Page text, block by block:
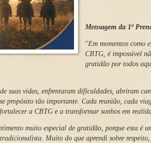
Mensagem da 1ª
"Em momentos como
CBTG, é impossível
gratidão por todos
suas vidas, enfrentaram dificuldades, abriram
propósito tão importante. Cada reunião, cada
a CBTG e a transformar sonhos em
muito especial de gratidão, porque esta é
Muito do que aprendi sobre